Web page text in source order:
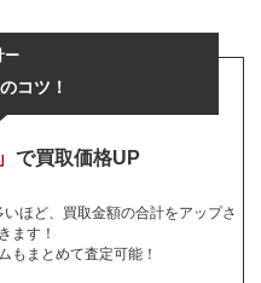
ー
のコツ！
で買取価格UP
ほど、買取金額の合計をアップさ
ます！
もまとめて査定可能！